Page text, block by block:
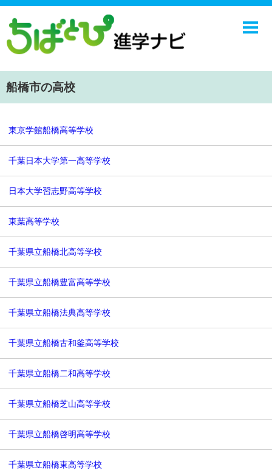
中学校
学校ニュース
ちばとぴ
船橋市の高校
東京学館船橋高等学校
千葉日本大学第一高等学校
日本大学習志野高等学校
東葉高等学校
千葉県立船橋北高等学校
千葉県立船橋豊富高等学校
千葉県立船橋法典高等学校
千葉県立船橋古和釜高等学校
千葉県立船橋二和高等学校
千葉県立船橋芝山高等学校
千葉県立船橋啓明高等学校
千葉県立船橋東高等学校